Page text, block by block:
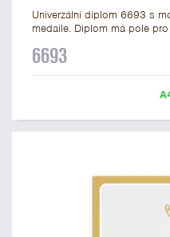
Univerzální diplom 6693 s
medaile. Diplom má pole
Tento univerzální diplom je
6693